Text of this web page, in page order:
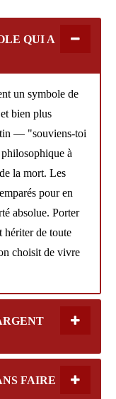
QUI A
un symbole de
bien plus
— "souviens-toi
à
la mort. Les
pour en
absolue. Porter
hériter de toute
choisit de vivre
FAIRE